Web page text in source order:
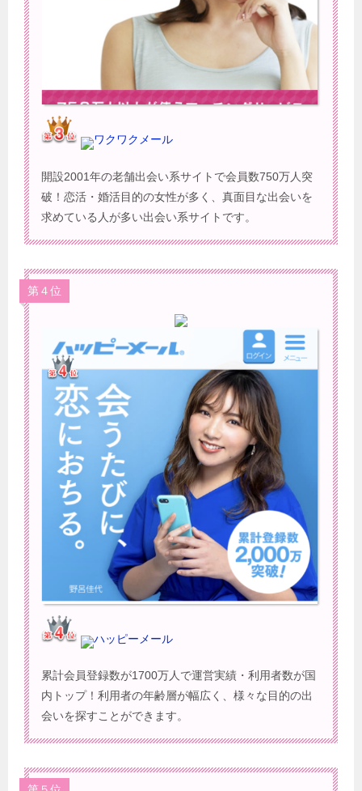
ワクワクメール
開設2001年の老舗出会い系サイトで会員数750万人突
破！恋活・婚活目的の女性が多く、真面目な出会いを
求めている人が多い出会い系サイトです。
第４位
ハッピーメール
累計会員登録数が1700万人で運営実績・利用者数が国
内トップ！利用者の年齢層が幅広く、様々な目的の出
会いを探すことができます。